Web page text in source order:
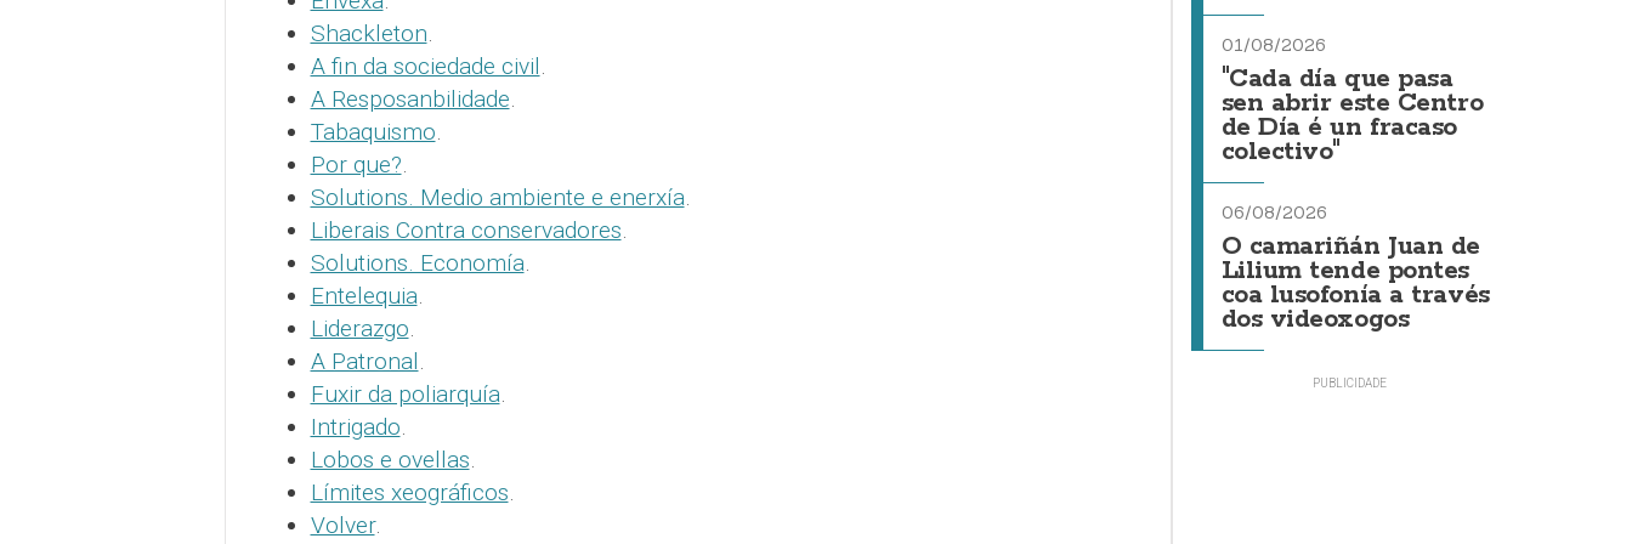
Shackleton.
A fin da sociedade civil.
A Resposanbilidade.
Tabaquismo.
Por que?.
Solutions. Medio ambiente e enerxía.
Liberais Contra conservadores.
Solutions. Economía.
Entelequia.
Liderazgo.
A Patronal.
Fuxir da poliarquía.
Intrigado.
Lobos e ovellas.
Límites xeográficos.
Volver.
01/08/2026
"Cada día que pasa
sen abrir este Centro
de Día é un fracaso
colectivo"
06/08/2026
O camariñán Juan de
Lilium tende pontes
coa lusofonía a través
dos videoxogos